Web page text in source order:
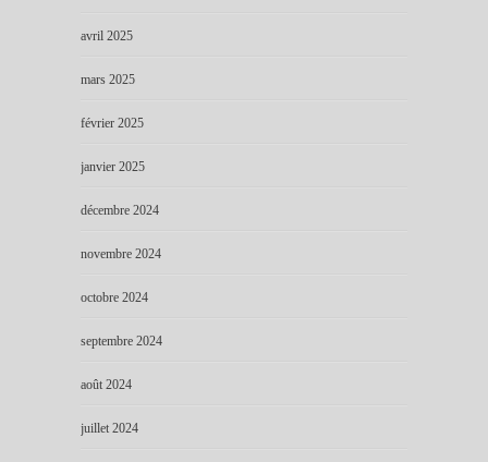
avril 2025
mars 2025
février 2025
janvier 2025
décembre 2024
novembre 2024
octobre 2024
septembre 2024
août 2024
juillet 2024